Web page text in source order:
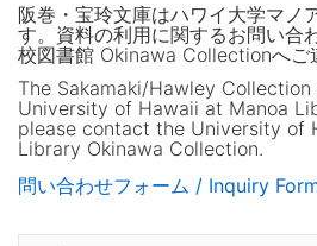
阪巻・宝玲文庫はハワイ大学マノ
す。資料の利用に関するお問い合
校図書館 Okinawa Collectionへご
The Sakamaki/Hawley
University of Hawaii at Manoa
please contact the University of
Library Okinawa Collection.
問い合わせフォーム / Inquiry